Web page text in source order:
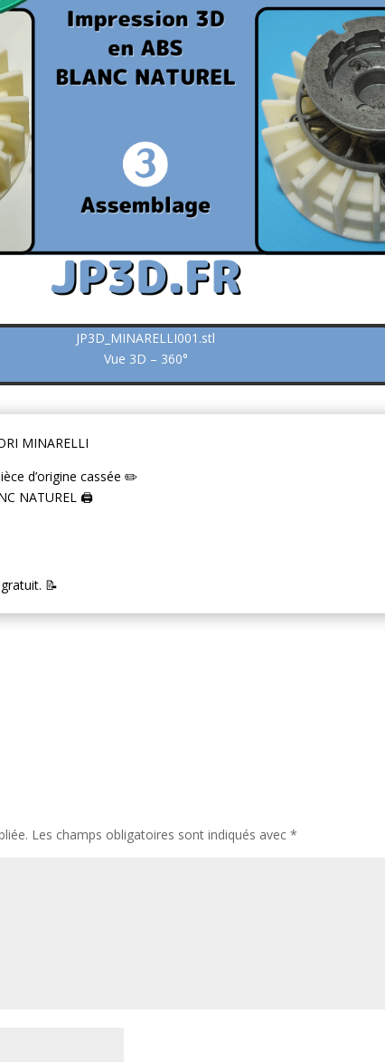
JP3D_MINARELLI001.stl
Vue 3D – 360°
MINARELLI
d’origine cassée ✏️
NATUREL 🖨️
📝
Les champs obligatoires sont indiqués avec*